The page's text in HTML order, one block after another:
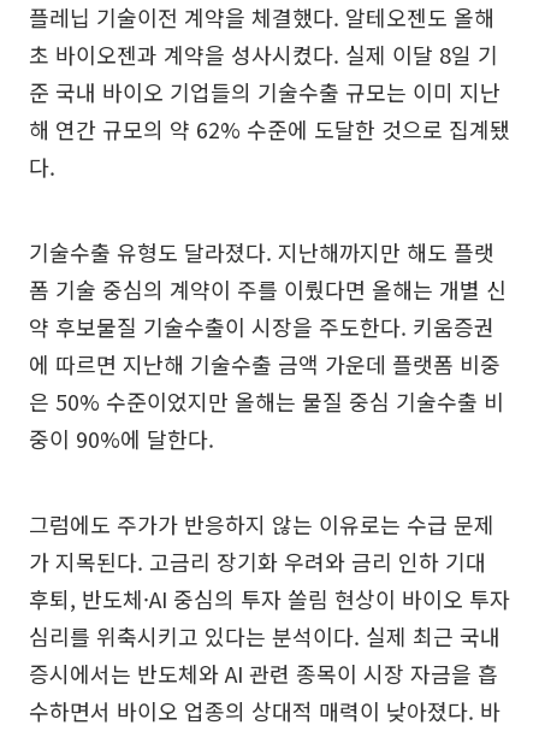
플레닙 기술이전 계약을 체결했다. 알테오젠도 올해
초 바이오젠과 계약을 성사시켰다. 실제 이달 8일 기
준 국내 바이오 기업들의 기술수출 규모는 이미 지난
해 연간 규모의 약 62% 수준에 도달한 것으로 집계됐
다.
기술수출 유형도 달라졌다. 지난해까지만 해도 플랫
폼 기술 중심의 계약이 주를 이뤘다면 올해는 개별 신
약 후보물질 기술수출이 시장을 주도한다. 키움증권
에 따르면 지난해 기술수출 금액 가운데 플랫폼 비중
은 50% 수준이었지만 올해는 물질 중심 기술수출 비
중이 90%에 달한다.
그럼에도 주가가 반응하지 않는 이유로는 수급 문제
가 지목된다. 고금리 장기화 우려와 금리 인하 기대
후퇴, 반도체·AI 중심의 투자 쏠림 현상이 바이오 투자
심리를 위축시키고 있다는 분석이다. 실제 최근 국내
증시에서는 반도체와 AI 관련 종목이 시장 자금을 흡
수하면서 바이오 업종의 상대적 매력이 낮아졌다. 바